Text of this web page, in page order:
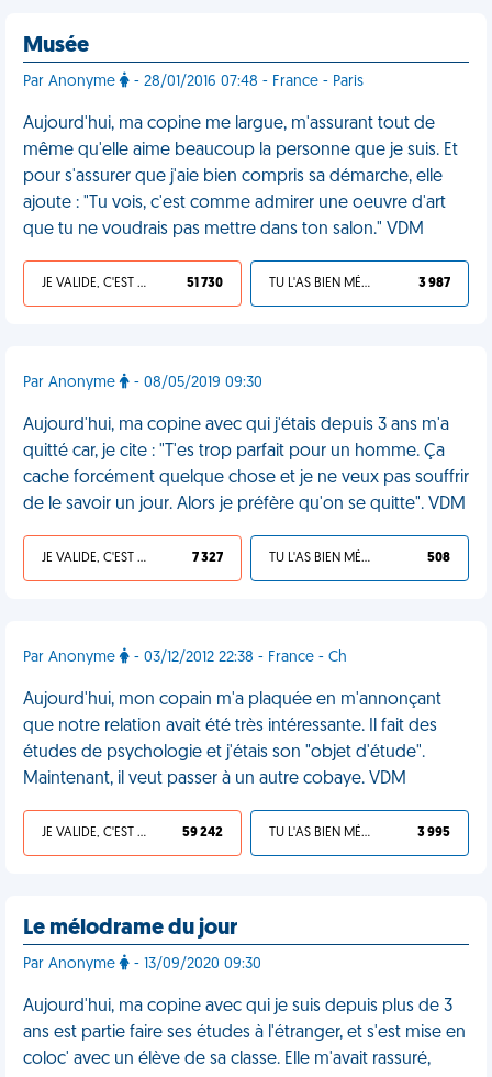
Musée
Par Anonyme - 28/01/2016 07:48 - France - Paris
Aujourd'hui, ma copine me largue, m'assurant tout de
même qu'elle aime beaucoup la personne que je suis. Et
pour s'assurer que j'aie bien compris sa démarche, elle
ajoute : "Tu vois, c'est comme admirer une oeuvre d'art
que tu ne voudrais pas mettre dans ton salon." VDM
JE VALIDE, C'EST UNE VDM 51 730 TU L'AS BIEN MÉRITÉ 3 987
Par Anonyme - 08/05/2019 09:30
Aujourd'hui, ma copine avec qui j'étais depuis 3 ans m'a
quitté car, je cite : "T'es trop parfait pour un homme. Ça
cache forcément quelque chose et je ne veux pas souffrir
de le savoir un jour. Alors je préfère qu'on se quitte". VDM
JE VALIDE, C'EST UNE VDM 7 327 TU L'AS BIEN MÉRITÉ 508
Par Anonyme - 03/12/2012 22:38 - France - Ch
Aujourd'hui, mon copain m'a plaquée en m'annonçant
que notre relation avait été très intéressante. Il fait des
études de psychologie et j'étais son "objet d'étude".
Maintenant, il veut passer à un autre cobaye. VDM
JE VALIDE, C'EST UNE VDM 59 242 TU L'AS BIEN MÉRITÉ 3 995
Le mélodrame du jour
Par Anonyme - 13/09/2020 09:30
Aujourd'hui, ma copine avec qui je suis depuis plus de 3
ans est partie faire ses études à l'étranger, et s'est mise en
coloc' avec un élève de sa classe. Elle m'avait rassuré,